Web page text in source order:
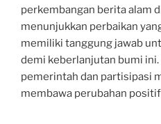
perkembangan berita alam
menunjukkan perbaikan
memiliki tanggung jawab
demi keberlanjutan bumi
pemerintah dan partisipasi
membawa perubahan